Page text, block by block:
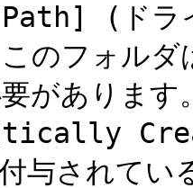
(ドライ
このフォル
があります
されてい